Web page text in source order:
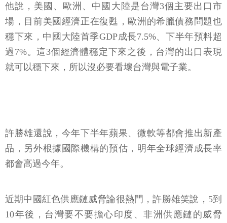
他說，美國、歐洲、中國大陸是台灣3個主要出口市
場，目前美國經濟正在復甦，歐洲的希臘債務問題也
穩下來，中國大陸首季GDP成長7.5%、下半年預料超
過7%。這3個經濟體穩定下來之後，台灣的出口表現
就可以穩下來，所以沒必要看壞台灣與電子業。
許勝雄還說，今年下半年蘋果、微軟等都會推出新產
品，另外根據國際機構的預估，明年全球經濟成長率
都會高過今年。
近期中國紅色供應鏈威脅論很熱門，許勝雄笑說，5到
10年後，台灣要不要擔心印度、非洲供應鏈的威脅